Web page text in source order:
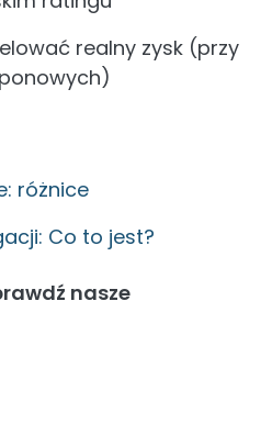
realny zysk (przy
różnice
Co to jest?
nasze